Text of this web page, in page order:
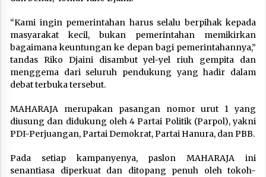
“Kami ingin pemerintahan harus selalu berpihak kepada
masyarakat kecil, bukan pemerintahan memikirkan
bagaimana keuntungan ke depan bagi pemerintahannya,”
tandas Riko Djaini disambut yel-yel riuh gempita dan
menggema dari seluruh pendukung yang hadir dalam
debat terbuka tersebut.
MAHARAJA merupakan pasangan nomor urut 1 yang
diusung dan didukung oleh 4 Partai Politik (Parpol), yakni
PDI-Perjuangan, Partai Demokrat, Partai Hanura, dan PBB.
Pada setiap kampanyenya, paslon MAHARAJA ini
senantiasa diperkuat dan ditopang penuh oleh tokoh-